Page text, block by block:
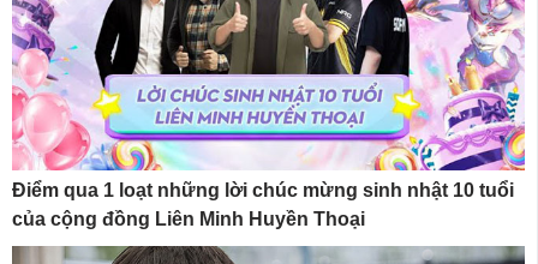
Điểm qua 1 loạt những lời chúc mừng sinh nhật 10 tuổi
của cộng đồng Liên Minh Huyền Thoại